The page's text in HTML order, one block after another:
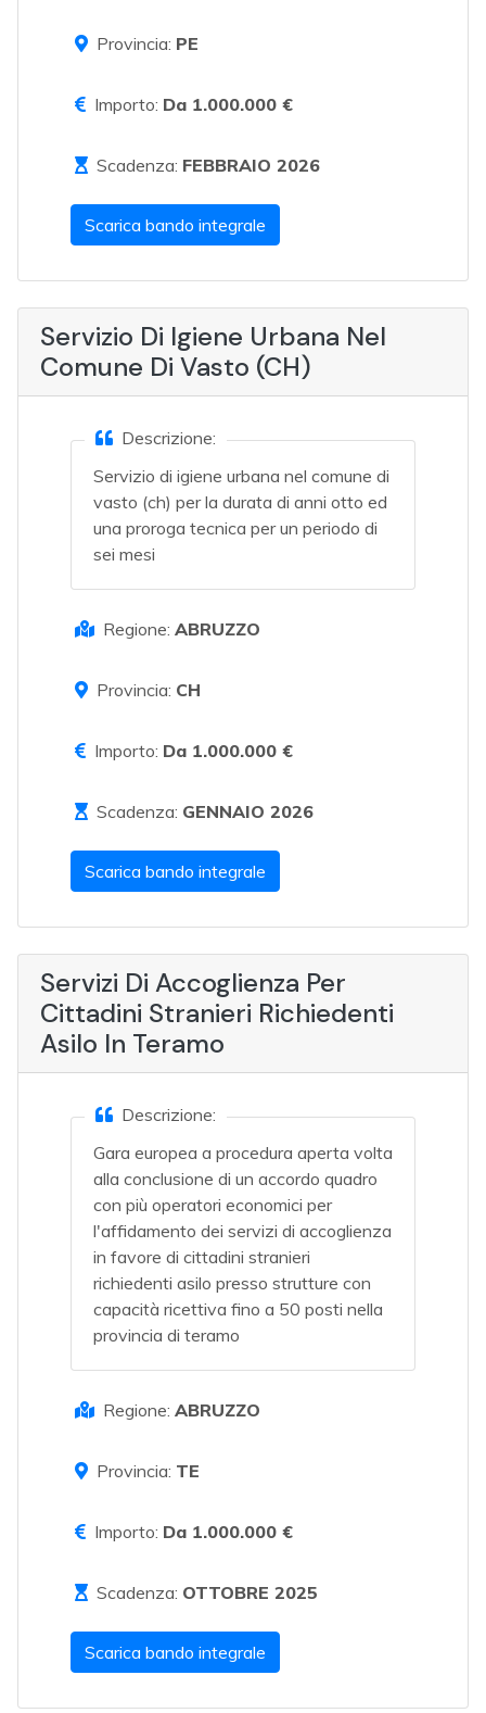
Provincia: PE
Importo: Da 1.000.000 €
Scadenza: FEBBRAIO 2026
Scarica bando integrale
Servizio Di Igiene Urbana Nel
Comune Di Vasto (CH)
Descrizione:
Servizio di igiene urbana nel comune di
vasto (ch) per la durata di anni otto ed
una proroga tecnica per un periodo di
sei mesi
Regione: ABRUZZO
Provincia: CH
Importo: Da 1.000.000 €
Scadenza: GENNAIO 2026
Scarica bando integrale
Servizi Di Accoglienza Per
Cittadini Stranieri Richiedenti
Asilo In Teramo
Descrizione:
Gara europea a procedura aperta volta
alla conclusione di un accordo quadro
con più operatori economici per
l'affidamento dei servizi di accoglienza
in favore di cittadini stranieri
richiedenti asilo presso strutture con
capacità ricettiva fino a 50 posti nella
provincia di teramo
Regione: ABRUZZO
Provincia: TE
Importo: Da 1.000.000 €
Scadenza: OTTOBRE 2025
Scarica bando integrale